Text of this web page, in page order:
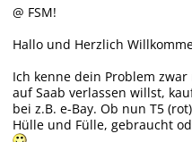
@ FSM!
Hallo und Herzlich
Ich kenne dein Problem
auf Saab verlassen willst,
bei z.B. e-Bay. Ob nun T5
Hülle und Fülle, gebraucht